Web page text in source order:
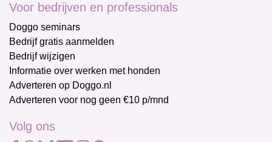
Voor bedrijven en professionals
Doggo seminars
Bedrijf gratis aanmelden
Bedrijf wijzigen
Informatie over werken met honden
Adverteren op Doggo.nl
Adverteren voor nog geen €10 p/mnd
Volg ons